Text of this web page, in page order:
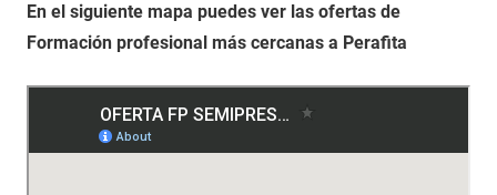
En el siguiente mapa puedes ver las ofertas de
Formación profesional más cercanas a Perafita